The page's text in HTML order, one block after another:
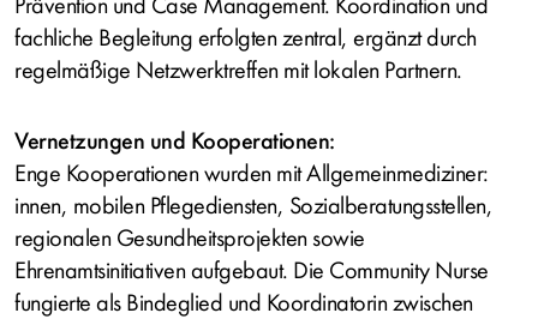
Prävention und Case Management. Koordination und
fachliche Begleitung erfolgten zentral, ergänzt durch
regelmäßige Netzwerktreffen mit lokalen Partnern.
Vernetzungen und Kooperationen:
Enge Kooperationen wurden mit Allgemeinmediziner:
innen, mobilen Pflegediensten, Sozialberatungsstellen,
regionalen Gesundheitsprojekten sowie
Ehrenamtsinitiativen aufgebaut. Die Community Nurse
fungierte als Bindeglied und Koordinatorin zwischen